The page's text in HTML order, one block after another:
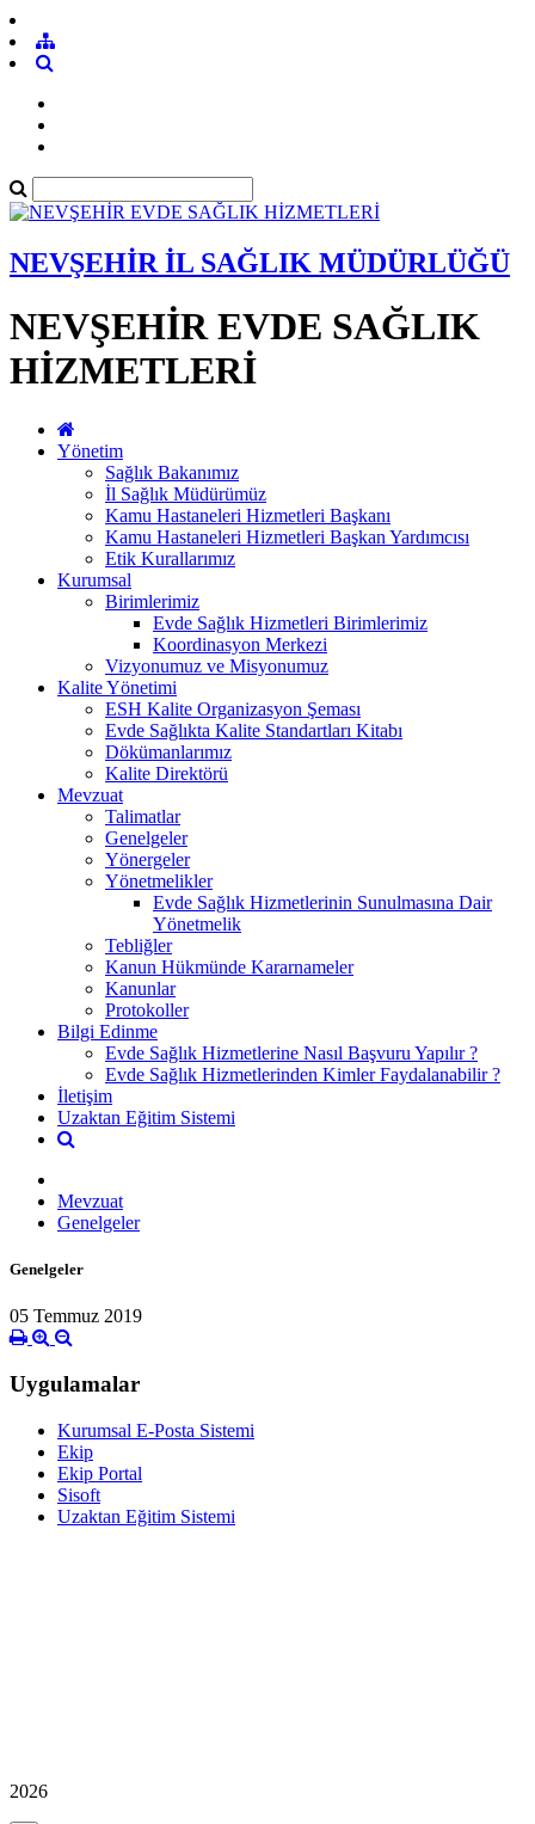
NEVŞEHİR İL SAĞLIK MÜDÜRLÜĞÜ
NEVŞEHİR EVDE SAĞLIK
HİZMETLERİ
Yönetim
Sağlık Bakanımız
İl Sağlık Müdürümüz
Kamu Hastaneleri Hizmetleri Başkanı
Kamu Hastaneleri Hizmetleri Başkan Yardımcısı
Etik Kurallarımız
Kurumsal
Birimlerimiz
Evde Sağlık Hizmetleri Birimlerimiz
Koordinasyon Merkezi
Vizyonumuz ve Misyonumuz
Kalite Yönetimi
ESH Kalite Organizasyon Şeması
Evde Sağlıkta Kalite Standartları Kitabı
Dökümanlarımız
Kalite Direktörü
Mevzuat
Talimatlar
Genelgeler
Yönergeler
Yönetmelikler
Evde Sağlık Hizmetlerinin Sunulmasına Dair
Yönetmelik
Tebliğler
Kanun Hükmünde Kararnameler
Kanunlar
Protokoller
Bilgi Edinme
Evde Sağlık Hizmetlerine Nasıl Başvuru Yapılır ?
Evde Sağlık Hizmetlerinden Kimler Faydalanabilir ?
İletişim
Uzaktan Eğitim Sistemi
Mevzuat
Genelgeler
Genelgeler
05 Temmuz 2019
Uygulamalar
Kurumsal E-Posta Sistemi
Ekip
Ekip Portal
Sisoft
Uzaktan Eğitim Sistemi
2026